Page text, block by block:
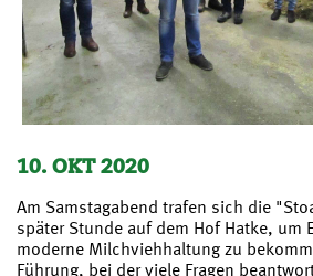
10. OKT 2020
Am Samstagabend trafen sich die
später Stunde auf dem Hof Hatke, um
moderne Milchviehhaltung zu
Führung, bei der viele Fragen